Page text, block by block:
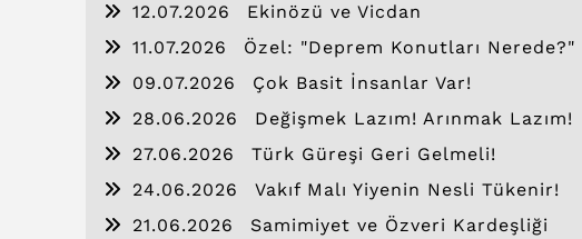
12.07.2026
Ekinözü ve Vicdan
11.07.2026
Özel: "Deprem Konutları Nerede?"
09.07.2026
Çok Basit İnsanlar Var!
28.06.2026
Değişmek Lazım! Arınmak Lazım!
27.06.2026
Türk Güreşi Geri Gelmeli!
24.06.2026
Vakıf Malı Yiyenin Nesli Tükenir!
21.06.2026
Samimiyet ve Özveri Kardeşliği